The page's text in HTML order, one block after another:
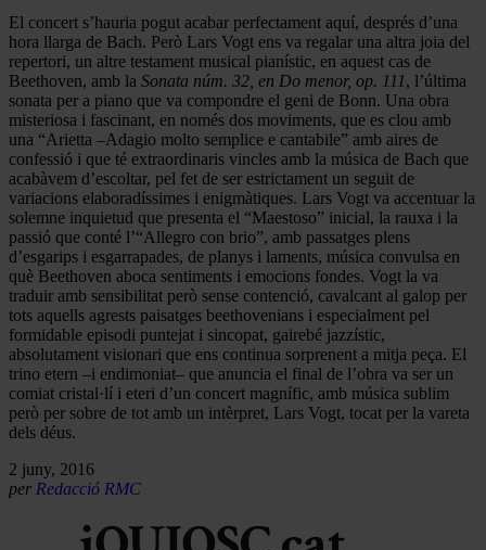
El concert s’hauria pogut acabar perfectament aquí, després d’una
hora llarga de Bach. Però Lars Vogt ens va regalar una altra joia del
repertori, un altre testament musical pianístic, en aquest cas de
Beethoven, amb la Sonata núm. 32, en Do menor, op. 111, l’última
sonata per a piano que va compondre el geni de Bonn. Una obra
misteriosa i fascinant, en només dos moviments, que es clou amb
una “Arietta –Adagio molto semplice e cantabile” amb aires de
confessió i que té extraordinaris vincles amb la música de Bach que
acabàvem d’escoltar, pel fet de ser estrictament un seguit de
variacions elaboradíssimes i enigmàtiques. Lars Vogt va accentuar la
solemne inquietud que presenta el “Maestoso” inicial, la rauxa i la
passió que conté l’“Allegro con brio”, amb passatges plens
d’esgarips i esgarrapades, de planys i laments, música convulsa en
què Beethoven aboca sentiments i emocions fondes. Vogt la va
traduir amb sensibilitat però sense contenció, cavalcant al galop per
tots aquells agrests paisatges beethovenians i especialment pel
formidable episodi puntejat i sincopat, gairebé jazzístic,
absolutament visionari que ens continua sorprenent a mitja peça. El
trino etern –i endimoniat– que anuncia el final de l’obra va ser un
comiat cristal·lí i eteri d’un concert magnífic, amb música sublim
però per sobre de tot amb un intèrpret, Lars Vogt, tocat per la vareta
dels déus.
2 juny, 2016
per Redacció RMC